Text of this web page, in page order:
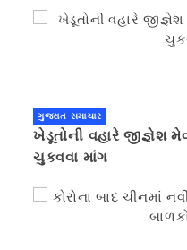
ગુજરાત સમાચાર
ખેડૂતોની વહારે જીજ્ઞેશ
ચુકવવા માંગ